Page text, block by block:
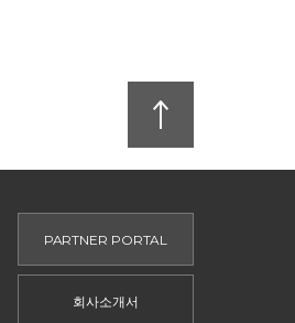
PARTNER PORTAL
회사소개서